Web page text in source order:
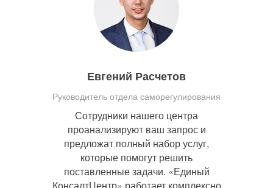
Евгений Расчетов
Руководитель отдела саморегулирования
Сотрудники нашего центра
проанализируют ваш запрос и
предложат полный набор услуг,
которые помогут решить
поставленные задачи. «Единый